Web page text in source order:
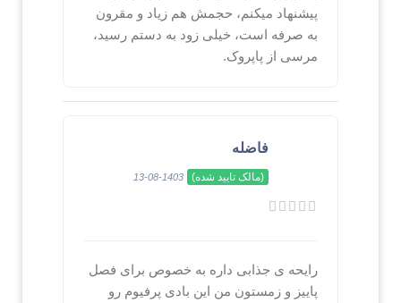
پیشنهاد میکنم، حجمش هم زیاد و مقرون
به صرفه است، خیلی زود به دستم رسید،
مرسی از پاپروک.
فاضله
(مالک تایید شده) 1403-08-13
رایحه ی جذابی داره به خصوص برای فصل
پاییز و زمستون من این بادی پرفیوم رو